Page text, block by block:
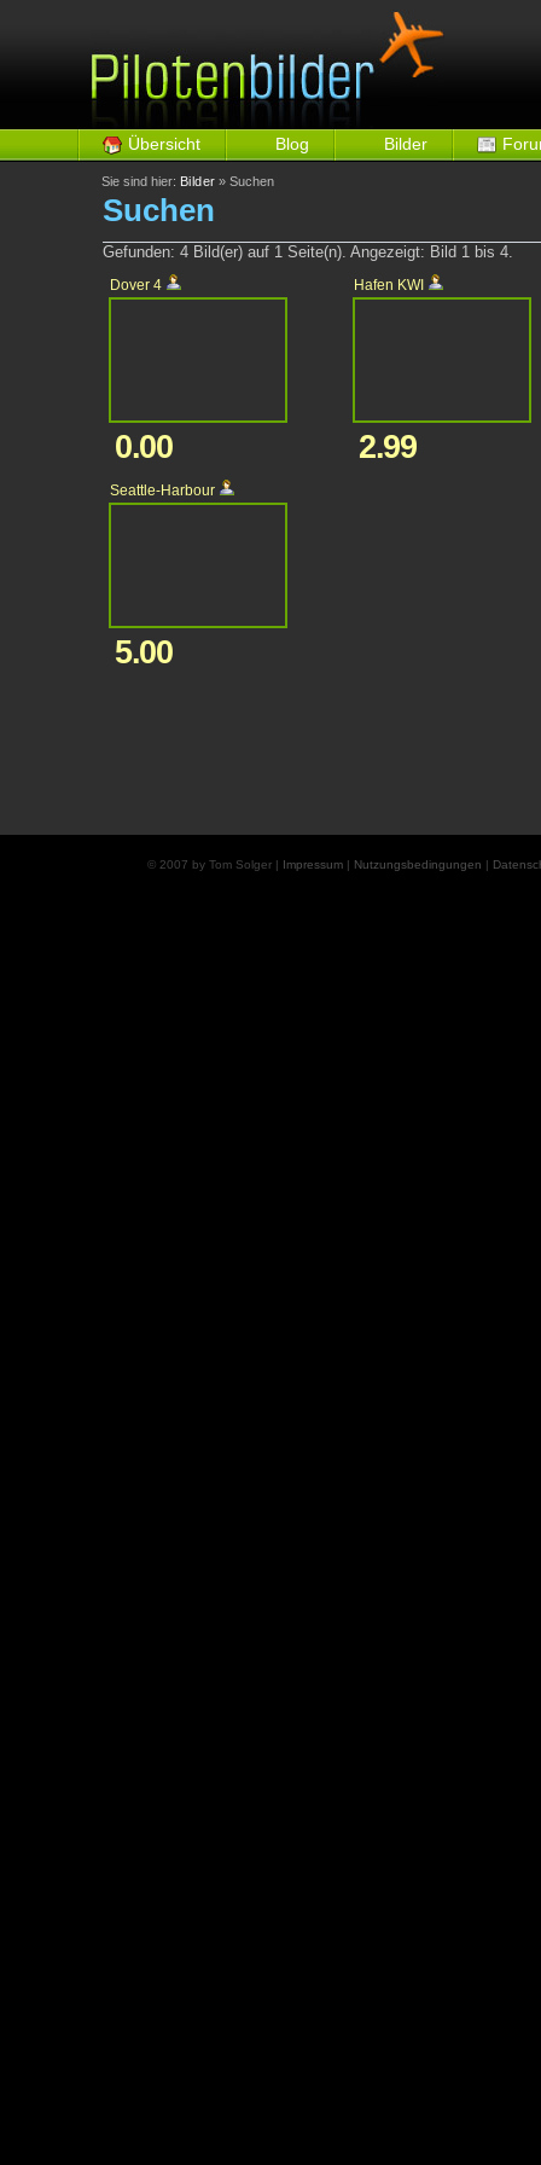
Übersicht Blog Bilder
Sie sind hier: Bilder » Suchen
Suchen
Gefunden: 4 Bild(er) auf 1 Seite(n). Angezeigt: Bild 1 bis 4.
Dover 4
0.00
Hafen KWI
2.99
Seattle-Harbour
5.00
© 2007 by Tom Solger | Impressum| Nutzungsbedingungen |